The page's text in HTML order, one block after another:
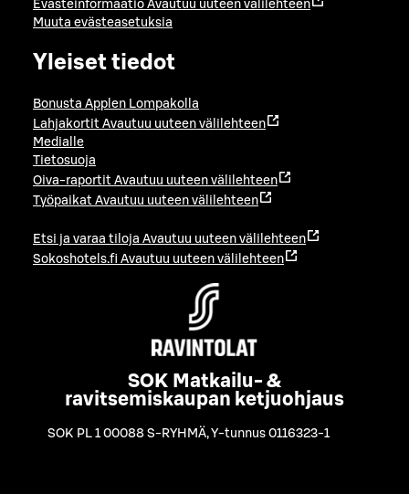
Evästeinformaatio Avautuu uuteen välilehteen
Muuta evästeasetuksia
Yleiset tiedot
Bonusta Applen Lompakolla
Lahjakortit Avautuu uuteen välilehteen
Medialle
Tietosuoja
Oiva-raportit Avautuu uuteen välilehteen
Työpaikat Avautuu uuteen välilehteen
Etsi ja varaa tiloja Avautuu uuteen välilehteen
Sokoshotels.fi Avautuu uuteen välilehteen
SOK Matkailu- &
ravitsemiskaupan ketjuohjaus
SOK PL 1 00088 S-RYHMÄ,Y-tunnus 0116323-1